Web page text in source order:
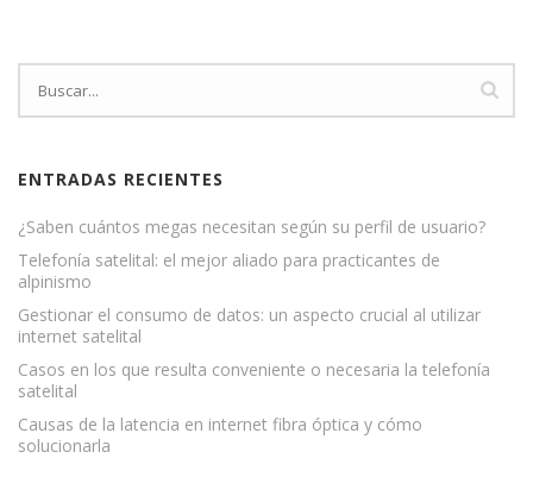
ENTRADAS RECIENTES
¿Saben cuántos megas necesitan según su perfil de usuario?
Telefonía satelital: el mejor aliado para practicantes de
alpinismo
Gestionar el consumo de datos: un aspecto crucial al utilizar
internet satelital
Casos en los que resulta conveniente o necesaria la telefonía
satelital
Causas de la latencia en internet fibra óptica y cómo
solucionarla